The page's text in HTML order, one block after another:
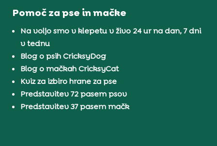
Pomoč za pse in mačke
Na voljo smo v klepetu v živo 24 ur na dan, 7 dni
v tednu
Blog o psih CricksyDog
Blog o mačkah CricksyCat
Kviz za izbiro hrane za pse
Predstavitev 72 pasem psov
Predstavitev 37 pasem mačk